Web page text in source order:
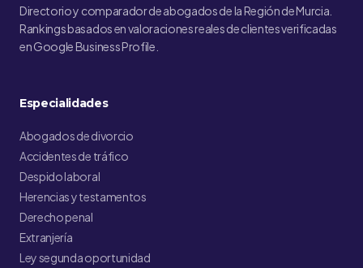
Directorio y comparador de abogados de la Región de Murcia.
Rankings basados en valoraciones reales de clientes verificadas
en Google Business Profile.
Especialidades
Abogados de divorcio
Accidentes de tráfico
Despido laboral
Herencias y testamentos
Derecho penal
Extranjería
Ley segunda oportunidad